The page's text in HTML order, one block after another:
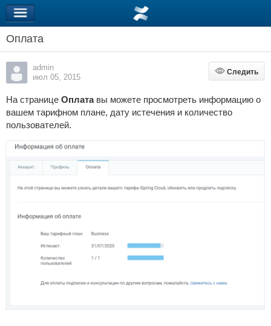
Оплата
admin
июл 05, 2015
Следить
Следить
На странице Оплатавы можете просмотреть информацию о
вашем тарифном плане, дату истечения и количество
пользователей.